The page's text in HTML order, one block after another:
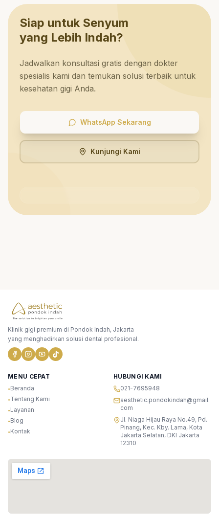
Siap untuk Senyum
yang Lebih Indah?
Jadwalkan konsultasi gratis dengan dokter
spesialis kami dan temukan solusi terbaik untuk
kesehatan gigi Anda.
WhatsApp Sekarang
Kunjungi Kami
Klinik gigi premium di Pondok Indah, Jakarta
yang menghadirkan solusi dental profesional.
MENU CEPAT
•Beranda
•Tentang Kami
•Layanan
•Blog
•Kontak
HUBUNGI KAMI
021-7695948
aesthetic.pondokindah@gmail.
com
Jl. Niaga Hijau Raya No.49, Pd.
Pinang, Kec. Kby. Lama, Kota
Jakarta Selatan, DKI Jakarta
12310